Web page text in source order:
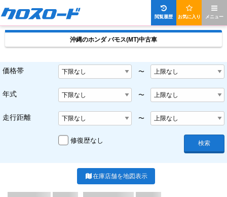
メニュー
お気に入り
閲覧履歴
沖縄のホンダ バモス(MT)中古車
価格帯 〜
年式 〜
走行距離 〜
修復歴なし 検索
在庫店舗を地図表示